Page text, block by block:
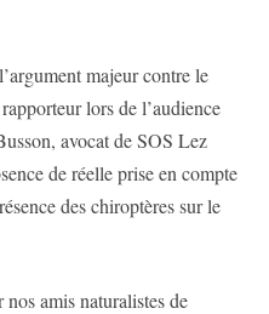
majeur contre le
lors de l’audience
avocat de SOS Lez
de réelle prise en compte
des chiroptères sur le
nos amis naturalistes de